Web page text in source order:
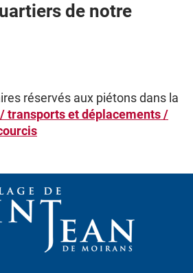
de notre
réservés aux piétons dans la
transports et déplacements /